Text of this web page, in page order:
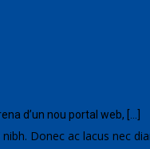
Donec ac lacus nec
d’un nou portal web, […]